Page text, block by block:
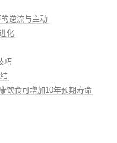
逆流与主动
化
巧
饮食可增加10年预期寿命